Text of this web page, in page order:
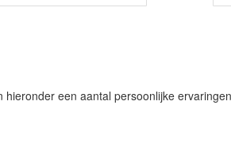
een aantal persoonlijke